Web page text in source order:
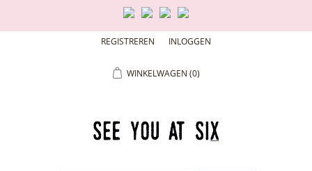
REGISTREREN INLOGGEN
WINKELWAGEN (0)